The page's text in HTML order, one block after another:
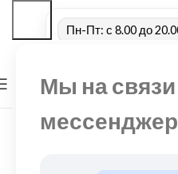
Мы на связи
Пн-Пт: с 8.00 до
МЕНЮ